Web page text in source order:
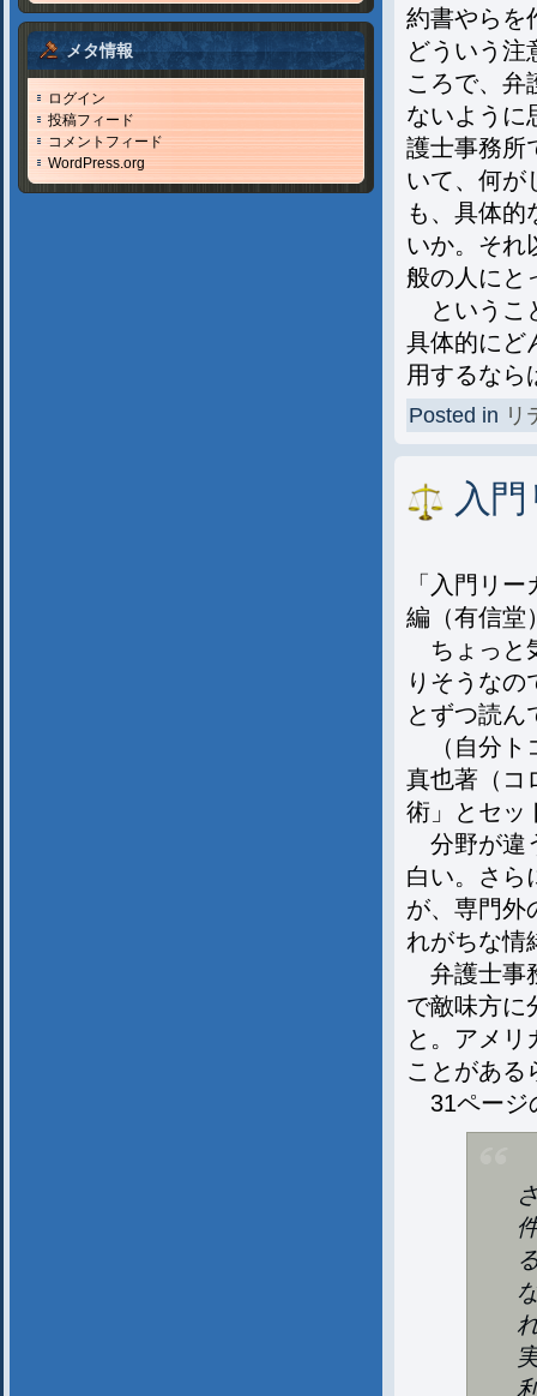
メタ情報
ログイン
投稿フィード
コメントフィード
WordPress.org
約書やらを
どういう注
ころで、弁
ないように
護士事務所
いて、何が
も、具体的
いか。それ
般の人に
というこ
具体的にど
用するなら
Posted in リ
入
「入門リ
編（有信堂
ちょっと
りそうな
とずつ読ん
（自分ト
真也著（コ
術」とセッ
分野が違
白い。さら
が、専門外
れがちな情
弁護士事
で敵味方に
と。アメリ
ことがあ
31ページ